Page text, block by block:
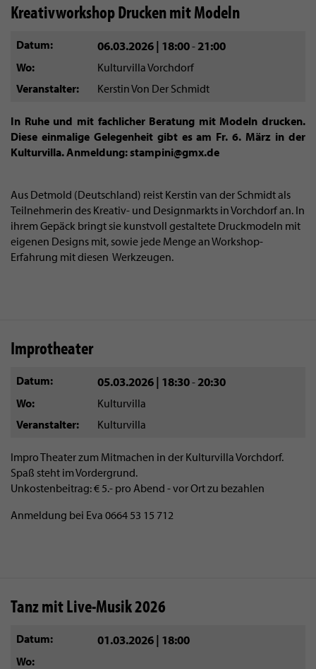
Kreativworkshop Drucken mit Modeln
Datum 06.03.2026 | 18:00- 21:00
Wo
Kulturvilla Vorchdorf
Veranstalter
Kerstin Von Der Schmidt
In Ruhe und mit fachlicher Beratung mit Modeln drucken.
Diese einmalige Gelegenheit gibt es am Fr. 6. März in der
Kulturvilla. Anmeldung: stampini@gmx.de
Aus Detmold (Deutschland) reist Kerstin van der Schmidt als
Teilnehmerin des Kreativ- und Designmarkts in Vorchdorf an. In
ihrem Gepäck bringt sie kunstvoll gestaltete Druckmodeln mit
eigenen Designs mit, sowie jede Menge an Workshop-
Erfahrung mit diesen Werkzeugen.
Improtheater
Datum 05.03.2026 | 18:30- 20:30
Wo
Kulturvilla
Veranstalter
Kulturvilla
Impro Theater zum Mitmachen in der Kulturvilla Vorchdorf.
Spaß steht im Vordergrund.
Unkostenbeitrag: € 5.- pro Abend - vor Ort zu bezahlen
Anmeldung bei Eva 0664 53 15 712
Tanz mit Live-Musik 2026
Datum 01.03.2026 | 18:00
Wo